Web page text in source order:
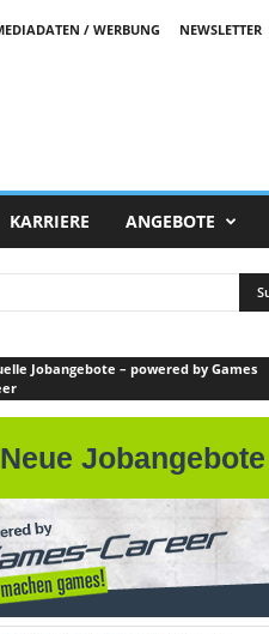
/ WERBUNG
NEWSLETTER
KARRIERE ANGEBOTE
Jobangebote – powered by Games